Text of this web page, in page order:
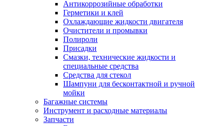
Антикоррозийные обработки
Герметики и клей
Охлаждающие жидкости двигателя
Очистители и промывки
Полироли
Присадки
Смазки, технические жидкости и
специальные средства
Средства для стекол
Шампуни для бесконтактной и ручной
мойки
Багажные системы
Инструмент и расходные материалы
Запчасти